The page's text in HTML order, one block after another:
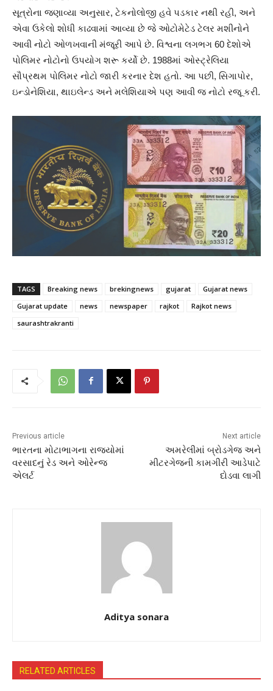
સૂત્રોના જણાવ્યા અનુસાર, ટેકનોલોજી હવે પડકાર નથી રહી, અને
એવા ઉકેલો શોધી કાઢવામાં આવ્યા છે જે ઓટોમેટેડ ટેલર મશીનોને
આવી નોટો ઓળખવાની મંજૂરી આપે છે. વિશ્વના લગભગ 60 દેશોએ
પોલિમર નોટોનો ઉપયોગ શરૂ કર્યો છે. 1988માં ઓસ્ટ્રેલિયા
સૌપ્રથમ પોલિમર નોટો જારી કરનાર દેશ હતો. આ પછી, સિગાપોર,
ઇન્ડોનેશિયા, થાઇલેન્ડ અને મલેશિયાએ પણ આવી જ નોટો રજૂ કરી.
TAGS Breaking news brekingnews gujarat
Gujarat news
Gujarat update
news newspaper rajkot
Rajkot news
saurashtrakranti
Previous article
ભારતના મોટાભાગના રાજ્યોમાં
વરસાદનું રેડ અને ઓરેન્જ
એલર્ટ
Next article
અમરેલીમાં બ્રોડગેજ અને
મીટરગેજની કામગીરી આડેપાટે
દોડવા લાગી
Aditya sonara
RELATED ARTICLES